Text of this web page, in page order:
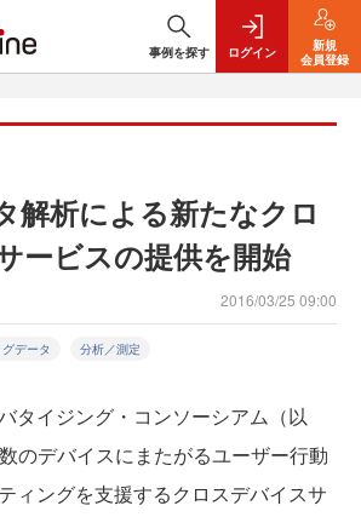
事例を探す ログイン
新規
会員登録
解析による新たなクロ
ービスの提供を開始
2016/03/25 09:00
グデータ 分析／測定
タイジング・コンソーシアム（以
のデバイスにまたがるユーザー行動
ィングを支援するクロスデバイスサ